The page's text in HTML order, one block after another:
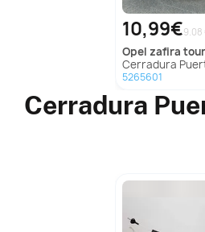
10,99€9.08
opel zafira
Cerradura Puerta Trasera Derecha para
5265601
Cerradura